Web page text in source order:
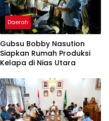
Daerah
Gubsu Bobby Nasution
Siapkan Rumah Produksi
Kelapa di Nias Utara